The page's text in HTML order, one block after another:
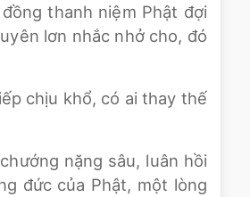
thanh niệm Phật đợi
lơn nhắc nhở cho, đó
chịu khổ, có ai thay thế
nặng sâu, luân hồi
đức của Phật, một lòng